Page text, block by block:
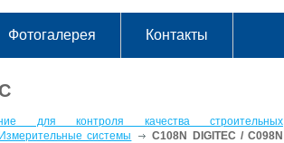
Фотогалерея Контакты
для контроля качества строительных
Измерительные системы
C108N DIGITEC / C098N